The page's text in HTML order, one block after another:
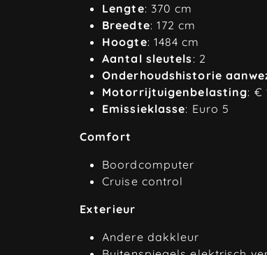
Lengte: 370 cm
Breedte: 172 cm
Hoogte: 1484 cm
Aantal sleutels: 2
Onderhoudshistorie
Motorrijtuigenbelasting: €
Emissieklasse: Euro 5
Comfort
Boordcomputer
Cruise control
Exterieur
Andere dakkleur